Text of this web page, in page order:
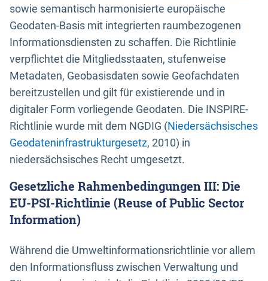
sowie semantisch harmonisierte europäische
Geodaten-Basis mit integrierten raumbezogenen
Informationsdiensten zu schaffen. Die Richtlinie
verpflichtet die Mitgliedsstaaten, stufenweise
Metadaten, Geobasisdaten sowie Geofachdaten
bereitzustellen und gilt für existierende und in
digitaler Form vorliegende Geodaten. Die INSPIRE-
Richtlinie wurde mit dem NGDIG (Niedersächsisches
Geodateninfrastrukturgesetz, 2010) in
niedersächsisches Recht umgesetzt.
Gesetzliche Rahmenbedingungen III: Die
EU-PSI-Richtlinie (Reuse of Public Sector
Information)
Während die Umweltinformationsrichtlinie vor allem
den Informationsfluss zwischen Verwaltung und